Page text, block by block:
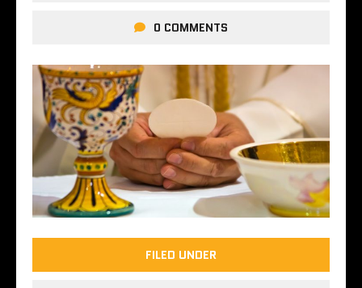
0 COMMENTS
FILED UNDER